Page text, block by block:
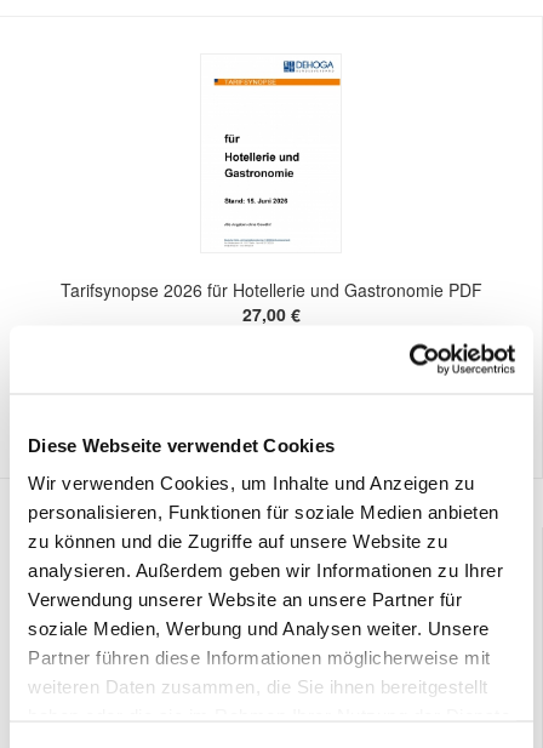
Diese Webseite verwendet Cookies
Wir verwenden Cookies, um Inhalte und Anzeigen zu
personalisieren, Funktionen für soziale Medien anbieten
zu können und die Zugriffe auf unsere Website zu
analysieren. Außerdem geben wir Informationen zu Ihrer
Verwendung unserer Website an unsere Partner für
soziale Medien, Werbung und Analysen weiter. Unsere
Partner führen diese Informationen möglicherweise mit
weiteren Daten zusammen, die Sie ihnen bereitgestellt
Tarifsynopse 2026 für Hotellerie und Gastronomie PDF
27,00 €